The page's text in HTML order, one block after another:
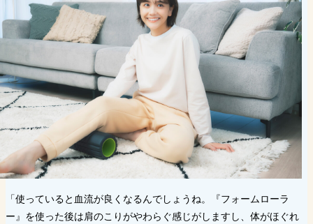
「使っていると血流が良くなるんでしょうね。『フォームローラ
ー』を使った後は肩のこりがやわらぐ感じがしますし、体がほぐれ